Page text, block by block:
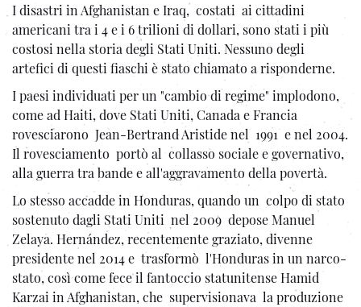
I disastri in Afghanistan e Iraq, costati ai cittadini
americani tra i 4 e i 6 trilioni di dollari, sono stati i più
costosi nella storia degli Stati Uniti. Nessuno degli
artefici di questi fiaschi è stato chiamato a risponderne.
I paesi individuati per un "cambio di regime" implodono,
come ad Haiti, dove Stati Uniti, Canada e Francia
rovesciarono Jean-Bertrand Aristide nel 1991 e nel 2004.
Il rovesciamento portò al collasso sociale e governativo,
alla guerra tra bande e all'aggravamento della povertà.
Lo stesso accadde in Honduras, quando un colpo di stato
sostenuto dagli Stati Uniti nel 2009 depose Manuel
Zelaya. Hernández, recentemente graziato, divenne
presidente nel 2014 e trasformò l'Honduras in un narco-
stato, così come fece il fantoccio statunitense Hamid
Karzai in Afghanistan, che supervisionava la produzione